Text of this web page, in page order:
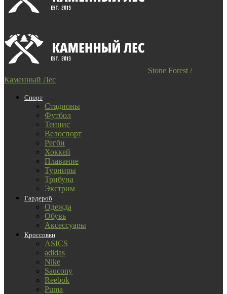
Stone Forest /
Каменный Лес
Спорт
Стадионы
Футбол
Теннис
Велоспорт
Регби
Хоккей
Плавание
Турниры
Трибуна
Экстрим
Гардероб
Одежда
Обувь
Аксессуары
Кроссовки
ASICS
adidas
Nike
Saucony
Reebok
Puma